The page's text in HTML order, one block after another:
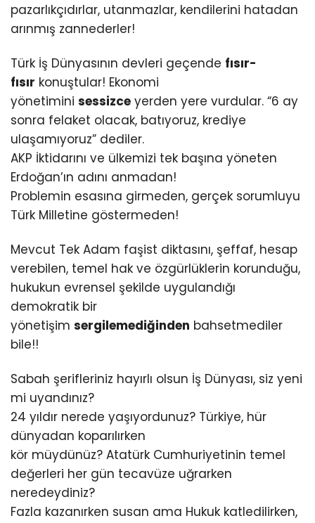
pazarlıkçıdırlar, utanmazlar, kendilerini hatadan
arınmış zannederler!
Türk İş Dünyasının devleri geçende fısır-
fısır konuştular! Ekonomi
yönetimini sessizce yerden yere vurdular. “6 ay
sonra felaket olacak, batıyoruz, krediye
ulaşamıyoruz” dediler.
AKP İktidarını ve ülkemizi tek başına yöneten
Erdoğan’ın adını anmadan!
Problemin esasına girmeden, gerçek sorumluyu
Türk Milletine göstermeden!
Mevcut Tek Adam faşist diktasını, şeffaf, hesap
verebilen, temel hak ve özgürlüklerin korunduğu,
hukukun evrensel şekilde uygulandığı
demokratik bir
yönetişim sergilemediğinden bahsetmediler
bile!!
Sabah şerifleriniz hayırlı olsun İş Dünyası, siz yeni
mi uyandınız?
24 yıldır nerede yaşıyordunuz? Türkiye, hür
dünyadan koparılırken
kör müydünüz? Atatürk Cumhuriyetinin temel
değerleri her gün tecavüze uğrarken
neredeydiniz?
Fazla kazanırken susan ama Hukuk katledilirken,